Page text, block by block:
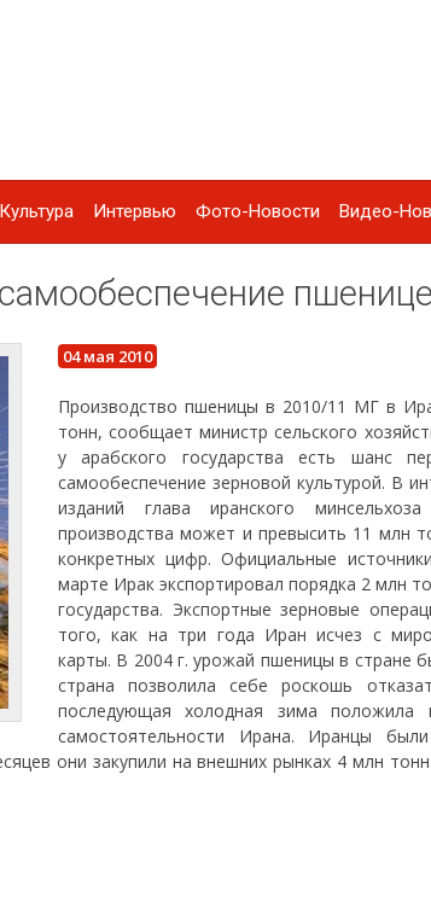
Культура Интервью Фото-Новости Видео-
04 мая 2010
Производство пшеницы в 2010/11 МГ в
тонн, сообщает министр сельского
у арабского государства есть шанс
самообеспечение зерновой культурой. В
изданий глава иранского
производства может и превысить 11 млн
конкретных цифр. Официальные
марте Ирак экспортировал порядка 2 млн
государства. Экспортные зерновые
того, как на три года Иран исчез с
карты. В 2004 г. урожай пшеницы в стране
страна позволила себе роскошь
последующая холодная зима положила
самостоятельности Ирана. Иранцы
они закупили на внешних рынках 4 млн